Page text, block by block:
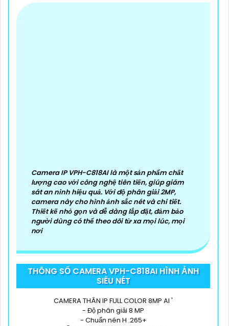
Camera IP VPH-C818AI là một sản phẩm chất
lượng cao với công nghệ tiên tiến, giúp giám
sát an ninh hiệu quả. Với độ phân giải 2MP,
camera này cho hình ảnh sắc nét và chi tiết.
Thiết kế nhỏ gọn và dễ dàng lắp đặt, đảm bảo
người dùng có thể theo dõi từ xa mọi lúc, mọi
nơi
THÔNG SỐ CAMERA VPH-C818AI HÌNH ẢNH
SIÊU NÉT
CAMERA THÂN IP FULL COLOR 8MP AI '
- Độ phân giải 8 MP
- Chuẩn nén H .265+